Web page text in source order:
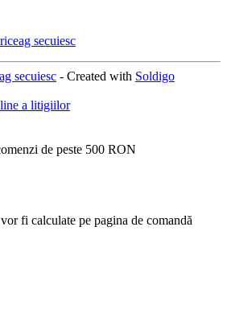
secuiesc
secuiesc - Created with Soldigo
de peste 500 RON
fi calculate pe pagina de comandă